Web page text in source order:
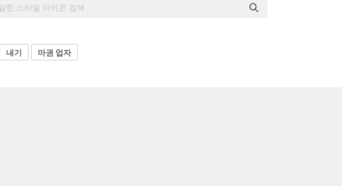
내기 마권 업자